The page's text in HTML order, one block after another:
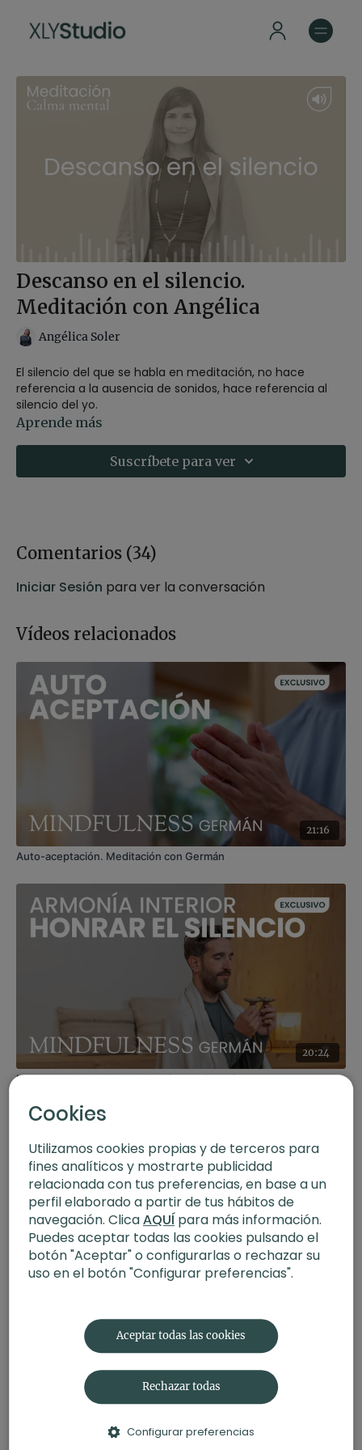
Descanso en el silencio.
Meditación con Angélica
Angélica Soler
El silencio del que se habla en meditación, no hace
referencia a la ausencia de sonidos, hace referencia al
silencio del yo.
rotación de conciencia, se promueve este estado de
silencio que nos ayuda a descansar de nosotros mismos
Profesor: Angélica Soler
: 30 minutos
Recomendaciones: apta para cualquier persona
Aprende más
Suscríbete para ver
Comentarios (34)
Iniciar Sesión para ver la conversación
Vídeos relacionados
21:16
Auto-aceptación. Meditación con Germán
20:24
Honrando el silencio. Meditación con Germán
Cookies
Utilizamos cookies propias y de terceros para
fines analíticos y mostrarte publicidad
relacionada con tus preferencias, en base a un
perfil elaborado a partir de tus hábitos de
navegación. ClicaAQUÍpara más información.
Puedes aceptar todas las cookies pulsando el
botón "Aceptar" o configurarlas o rechazar su
uso en el botón "Configurar preferencias".
Aceptar todas las cookies
Rechazar todas
Configurar preferencias